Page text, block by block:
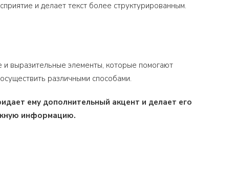
и делает текст более структурированным.
выразительные элементы, которые помогают
различными способами.
ему дополнительный акцент и делает его
информацию.